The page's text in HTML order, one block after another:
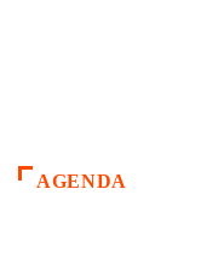
AGENDA